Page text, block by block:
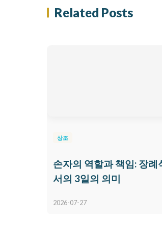
Related Posts
상조
손자의 역할과 책임: 장례
서의 3일의 의미
2026-07-27